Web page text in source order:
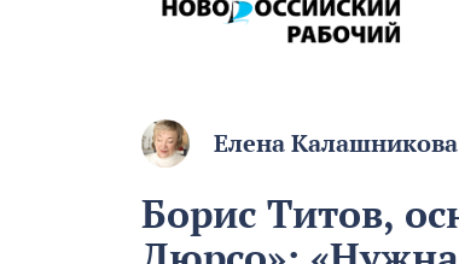
Елена Калашникова
Борис Титов,